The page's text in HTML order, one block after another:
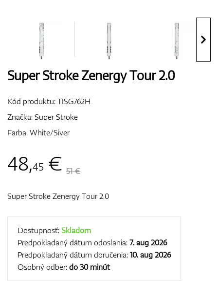
Bagy
Darčekové poukážky
Super Stroke Zenergy Tour 2.0
Kód produktu:TISG762H
Značka:Super Stroke
Farba: White/Siver
48,45 € 51 €
Super Stroke Zenergy Tour 2.0
Dostupnosť:Skladom
Predpokladaný dátum odoslania:7. aug 2026
Predpokladaný dátum doručenia:10. aug 2026
Osobný odber:do 30 minút